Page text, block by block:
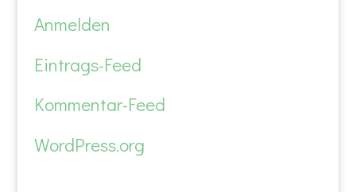
Anmelden
Eintrags-Feed
Kommentar-Feed
WordPress.org